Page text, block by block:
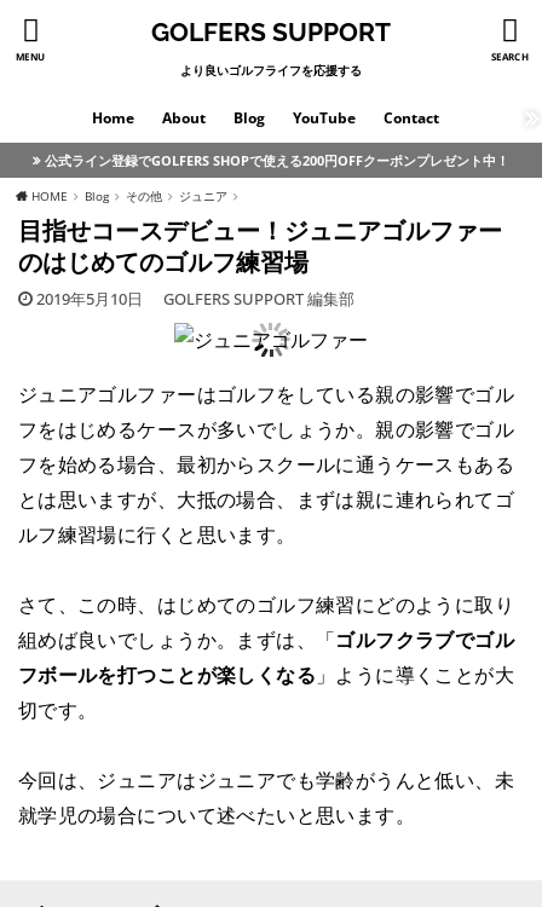
MENU SEARCH
GOLFERS SUPPORT
より良いゴルフライフを応援する
Home About Blog YouTube Contact
公式ライン登録でGOLFERS SHOPで使える200円OFFクーポンプレゼント中！
HOME Blog その他 ジュニア
目指せコースデビュー！ジュニアゴルファー
のはじめてのゴルフ練習場
2019年5月10日 GOLFERS SUPPORT 編集部
ジュニアゴルファーはゴルフをしている親の影響でゴル
フをはじめるケースが多いでしょうか。親の影響でゴル
フを始める場合、最初からスクールに通うケースもある
とは思いますが、大抵の場合、まずは親に連れられてゴ
ルフ練習場に行くと思います。
さて、この時、はじめてのゴルフ練習にどのように取り
組めば良いでしょうか。まずは、「ゴルフクラブでゴル
フボールを打つことが楽しくなる 」ように導くことが大
切です。
今回は、ジュニアはジュニアでも学齢がうんと低い、未
就学児の場合について述べたいと思います。